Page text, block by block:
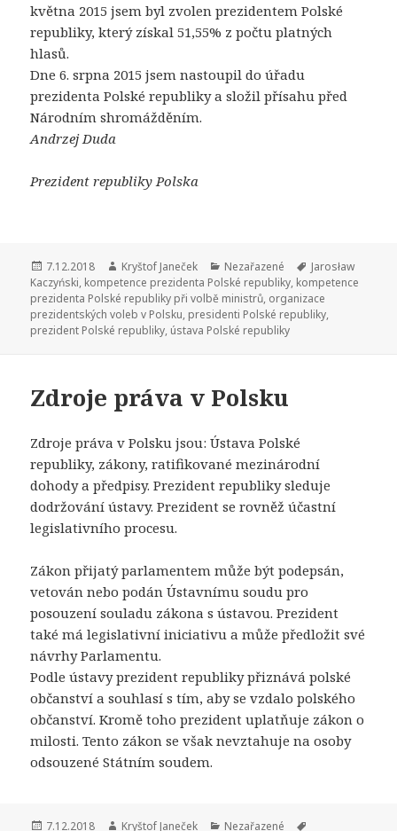
května 2015 jsem byl zvolen prezidentem Polské
republiky, který získal 51,55% z počtu platných
hlasů.
Dne 6. srpna 2015 jsem nastoupil do úřadu
prezidenta Polské republiky a složil přísahu před
Národním shromážděním.
Andrzej Duda
Prezident republiky Polska
Publikováno:
7.12.2018 Autor:
Kryštof Janeček Rubriky:
Nezařazené Štítky:
Jarosław
Kaczyński, kompetence prezidenta Polské republiky, kompetence
prezidenta Polské republiky při volbě ministrů, organizace
prezidentských voleb v Polsku, presidenti Polské republiky,
prezident Polské republiky, ústava Polské republiky
Zdroje práva v Polsku
Zdroje práva v Polsku jsou: Ústava Polské
republiky, zákony, ratifikované mezinárodní
dohody a předpisy. Prezident republiky sleduje
dodržování ústavy. Prezident se rovněž účastní
legislativního procesu.
Zákon přijatý parlamentem může být podepsán,
vetován nebo podán Ústavnímu soudu pro
posouzení souladu zákona s ústavou. Prezident
také má legislativní iniciativu a může předložit své
návrhy Parlamentu.
Podle ústavy prezident republiky přiznává polské
občanství a souhlasí s tím, aby se vzdalo polského
občanství. Kromě toho prezident uplatňuje zákon o
milosti. Tento zákon se však nevztahuje na osoby
odsouzené Státním soudem.
Publikováno:
7.12.2018 Autor:
Kryštof Janeček Rubriky:
Nezařazené